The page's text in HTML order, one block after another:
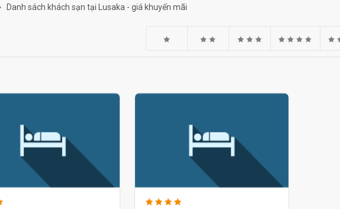
Danh sách khách sạn tại Lusaka - giá khuyến mãi